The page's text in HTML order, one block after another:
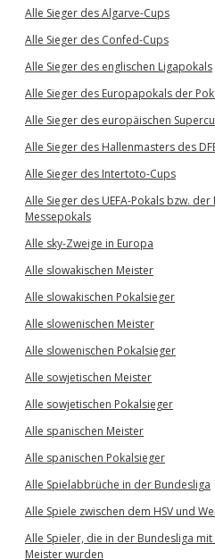
Alle Sieger des Algarve-Cups
Alle Sieger des Confed-Cups
Alle Sieger des englischen Ligapokals
Alle Sieger des Europapokals der
Alle Sieger des europäischen
Alle Sieger des Hallenmasters des
Alle Sieger des Intertoto-Cups
Alle Sieger des UEFA-Pokals bzw.
Messepokals
Alle sky-Zweige in Europa
Alle slowakischen Meister
Alle slowakischen Pokalsieger
Alle slowenischen Meister
Alle slowenischen Pokalsieger
Alle sowjetischen Meister
Alle sowjetischen Pokalsieger
Alle spanischen Meister
Alle spanischen Pokalsieger
Alle Spielabbrüche in der Bundesliga
Alle Spiele zwischen dem HSV und
Alle Spieler, die in der Bundesliga
Meister wurden